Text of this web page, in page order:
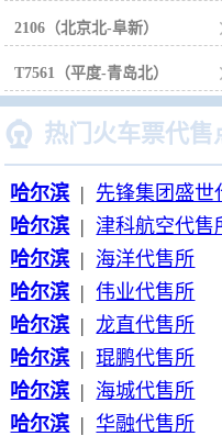
2106（北京北-阜新）
T7561（平度-青岛北）
 热门火车票代售
哈尔滨 | 先锋集团盛世
哈尔滨 | 津科航空代售
哈尔滨 | 海洋代售所
哈尔滨 | 伟业代售所
哈尔滨 | 龙直代售所
哈尔滨 | 琨鹏代售所
哈尔滨 | 海城代售所
哈尔滨 | 华融代售所